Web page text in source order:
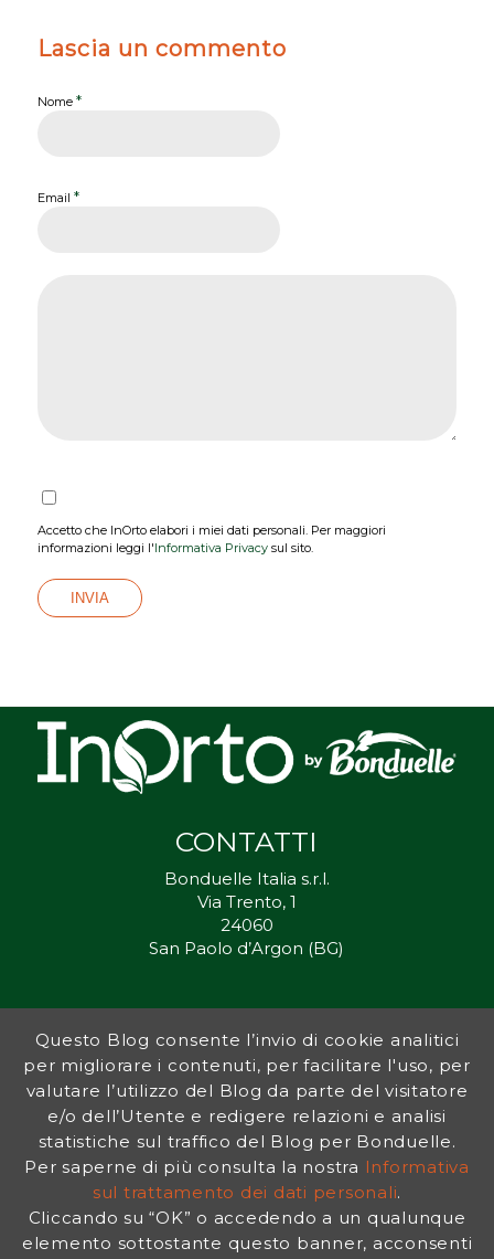
Lascia un commento
Nome *
Email *
Accetto che InOrto elabori i miei dati personali. Per maggiori
informazioni leggi l'Informativa Privacysul sito.
CONTATTI
Bonduelle Italia s.r.l.
Via Trento, 1
24060
San Paolo d’Argon (BG)
Inorto.org è dal 2011 il punto di riferimento per gli ortisti italiani, e
fornisce preziosi consigli sia ai più esperti che a nuovi interessati.
L’obiettivo di Bonduelle è ispirare la transizione verso una dieta a
base vegetale per contribuire al benessere delle persone e del
pianeta. In questo contesto si inserisce InOrto, simbolo dell’amore
per la terra e del rispetto dell’ambiente.
INFORMATIVA PRIVACY| NOTE LEGALI
Questo Blog consente l’invio di cookie analitici
per migliorare i contenuti, per facilitare l'uso, per
valutare l’utilizzo del Blog da parte del visitatore
e/o dell’Utente e redigere relazioni e analisi
statistiche sul traffico del Blog per Bonduelle.
Per saperne di più consulta la nostra Informativa
sul trattamento dei dati personali.
Cliccando su “OK” o accedendo a un qualunque
elemento sottostante questo banner, acconsenti